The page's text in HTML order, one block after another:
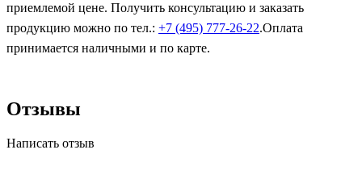
приемлемой цене. Получить консультацию и заказать
продукцию можно по тел.: +7 (495) 777-26-22.Оплата
принимается наличными и по карте.
Отзывы
Написать отзыв